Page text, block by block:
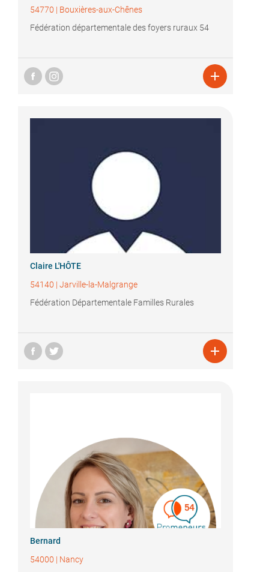
54770 | Bouxières-aux-Chênes
Fédération départementale des foyers ruraux 54

Claire L'HÔTE
54140 | Jarville-la-Malgrange
Fédération Départementale Familles Rurales

Bernard
54000 | Nancy